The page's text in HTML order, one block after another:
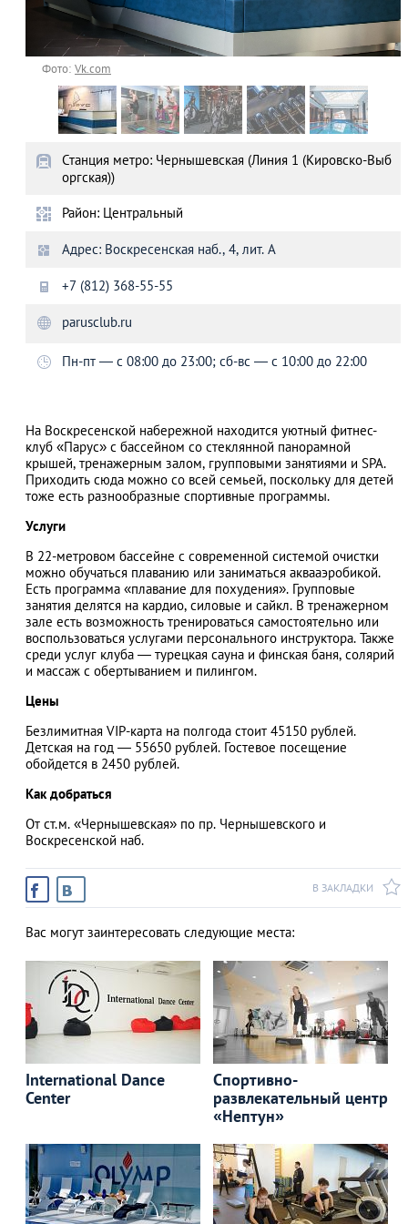
АЗАД
Фото:Vk.com
Станция метро: Чернышевская (Линия 1 (Кировско-Выб
оргская))
Район: Центральный
Адрес: Воскресенская наб., 4, лит. А
+7 (812) 368-55-55
parusclub.ru
Пн-пт — с 08:00 до 23:00; сб-вс — с 10:00 до 22:00
На Воскресенской набережной находится уютный фитнес-
клуб «Парус» с бассейном со стеклянной панорамной
крышей, тренажерным залом, групповыми занятиями и SPA.
Приходить сюда можно со всей семьей, поскольку для детей
тоже есть разнообразные спортивные программы.
Услуги
В 22-метровом бассейне с современной системой очистки
можно обучаться плаванию или заниматься аквааэробикой.
Есть программа «плавание для похудения». Групповые
занятия делятся на кардио, силовые и сайкл. В тренажерном
зале есть возможность тренироваться самостоятельно или
воспользоваться услугами персонального инструктора. Также
среди услуг клуба — турецкая сауна и финская баня, солярий
и массаж с обертыванием и пилингом.
Цены
Безлимитная VIP-карта на полгода стоит 45150 рублей.
Детская на год — 55650 рублей. Гостевое посещение
обойдется в 2450 рублей.
Как добраться
От ст.м. «Чернышевская» по пр. Чернышевского и
Воскресенской наб.
В ЗАКЛАДКИ
Вас могут заинтересовать следующие места:
International Dance
Center
Спортивно-
развлекательный центр
«Нептун»